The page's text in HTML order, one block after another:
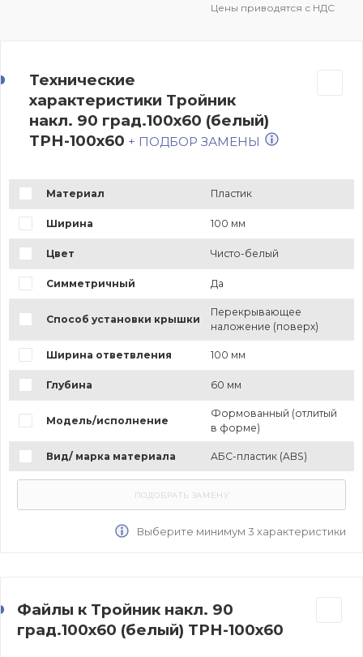
Цены приводятся с НДС
Технические
характеристики Тройник
накл. 90 град.100х60 (белый)
ТРН-100х60 + ПОДБОР ЗАМЕНЫ
Материал Пластик
Ширина 100 мм
Цвет Чисто-белый
Симметричный Да
Способ установки крышки
Перекрывающее
наложение (поверх)
Ширина ответвления 100 мм
Глубина 60 мм
Модель/исполнение
Формованный (отлитый
в форме)
Вид/ марка материала АБС-пластик (ABS)
Выберите минимум 3 характеристики
Файлы к Тройник накл. 90
град.100х60 (белый) ТРН-100х60